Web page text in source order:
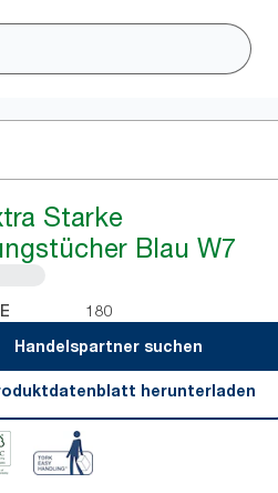
Starke
Blau W7
180
Handelspartner suchen
herunterladen